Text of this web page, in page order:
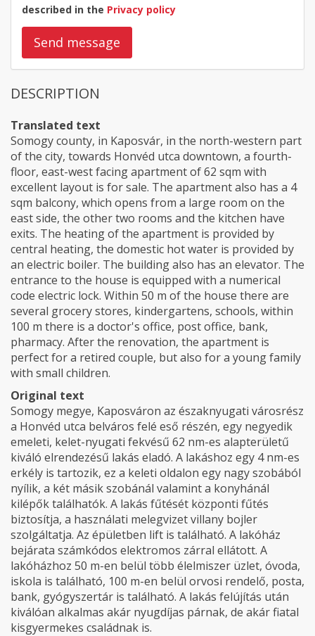
described in the Privacy policy
Send message
DESCRIPTION
Translated text
Somogy county, in Kaposvár, in the north-western part
of the city, towards Honvéd utca downtown, a fourth-
floor, east-west facing apartment of 62 sqm with
excellent layout is for sale. The apartment also has a 4
sqm balcony, which opens from a large room on the
east side, the other two rooms and the kitchen have
exits. The heating of the apartment is provided by
central heating, the domestic hot water is provided by
an electric boiler. The building also has an elevator. The
entrance to the house is equipped with a numerical
code electric lock. Within 50 m of the house there are
several grocery stores, kindergartens, schools, within
100 m there is a doctor's office, post office, bank,
pharmacy. After the renovation, the apartment is
perfect for a retired couple, but also for a young family
with small children.
Original text
Somogy megye, Kaposváron az északnyugati városrész
a Honvéd utca belváros felé eső részén, egy negyedik
emeleti, kelet-nyugati fekvésű 62 nm-es alapterületű
kiváló elrendezésű lakás eladó. A lakáshoz egy 4 nm-es
erkély is tartozik, ez a keleti oldalon egy nagy szobából
nyílik, a két másik szobánál valamint a konyhánál
kilépők találhatók. A lakás fűtését központi fűtés
biztosítja, a használati melegvizet villany bojler
szolgáltatja. Az épületben lift is található. A lakóház
bejárata számkódos elektromos zárral ellátott. A
lakóházhoz 50 m-en belül több élelmiszer üzlet, óvoda,
iskola is található, 100 m-en belül orvosi rendelő, posta,
bank, gyógyszertár is található. A lakás felújítás után
kiválóan alkalmas akár nyugdíjas párnak, de akár fiatal
kisgyermekes családnak is.